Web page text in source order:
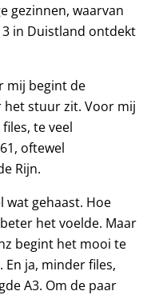
gezinnen, waarvan
in Duistland ontdekt
mij begint de
het stuur zit. Voor mij
te veel
oftewel
Rijn.
wat gehaast. Hoe
het voelde. Maar
begint het mooi te
ja, minder files,
A3. Om de paar